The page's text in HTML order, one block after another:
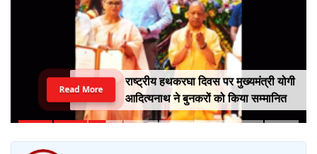
राष्ट्रीय हथकरघा दिवस पर मुख्यमंत्री योगी
आदित्यनाथ ने बुनकरों को किया सम्मानित
Read More